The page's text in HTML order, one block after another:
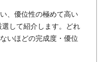
、優位性の極めて高い
して紹介します。どれ
いほどの完成度・優位